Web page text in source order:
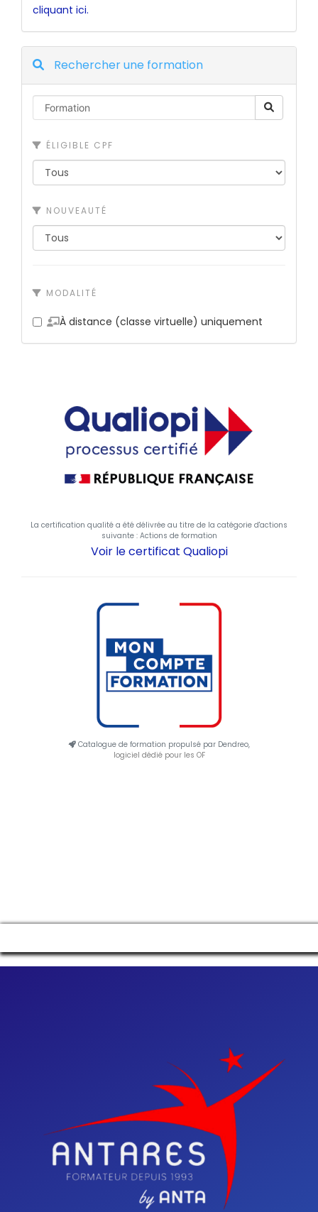
cliquant ici.
Rechercher une formation
ÉLIGIBLE CPF
NOUVEAUTÉ
MODALITÉ
À distance (classe virtuelle) uniquement
La certification qualité a été délivrée au titre de la catégorie d'actions
suivante : Actions de formation
Voir le certificat Qualiopi
Catalogue de formation propulsé par Dendreo,
logiciel dédié pour les OF